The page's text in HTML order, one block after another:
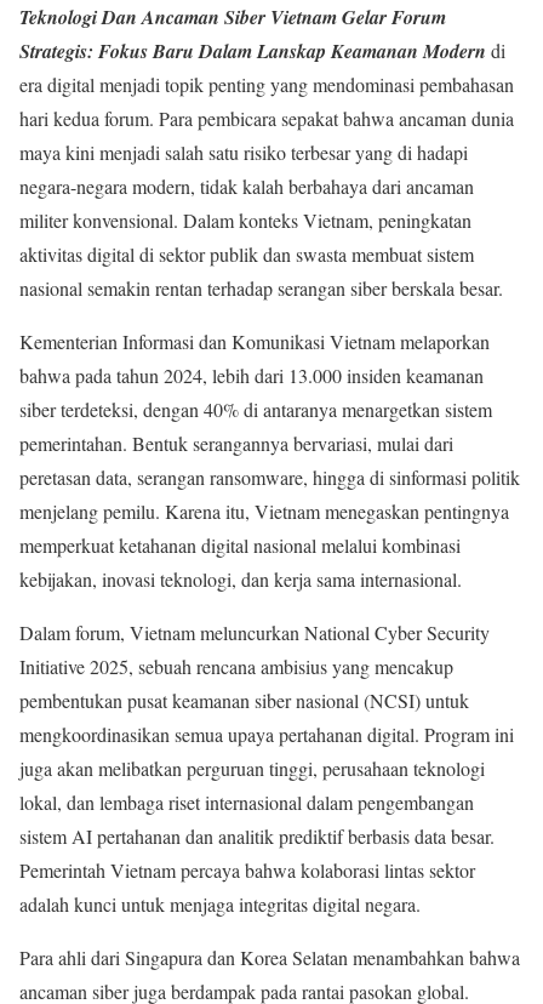
Teknologi Dan Ancaman Siber Vietnam Gelar Forum
Strategis: Fokus Baru Dalam Lanskap Keamanan Modern di
era digital menjadi topik penting yang mendominasi pembahasan
hari kedua forum. Para pembicara sepakat bahwa ancaman dunia
maya kini menjadi salah satu risiko terbesar yang di hadapi
negara-negara modern, tidak kalah berbahaya dari ancaman
militer konvensional. Dalam konteks Vietnam, peningkatan
aktivitas digital di sektor publik dan swasta membuat sistem
nasional semakin rentan terhadap serangan siber berskala besar.
Kementerian Informasi dan Komunikasi Vietnam melaporkan
bahwa pada tahun 2024, lebih dari 13.000 insiden keamanan
siber terdeteksi, dengan 40% di antaranya menargetkan sistem
pemerintahan. Bentuk serangannya bervariasi, mulai dari
peretasan data, serangan ransomware, hingga di sinformasi politik
menjelang pemilu. Karena itu, Vietnam menegaskan pentingnya
memperkuat ketahanan digital nasional melalui kombinasi
kebijakan, inovasi teknologi, dan kerja sama internasional.
Dalam forum, Vietnam meluncurkan National Cyber Security
Initiative 2025, sebuah rencana ambisius yang mencakup
pembentukan pusat keamanan siber nasional (NCSI) untuk
mengkoordinasikan semua upaya pertahanan digital. Program ini
juga akan melibatkan perguruan tinggi, perusahaan teknologi
lokal, dan lembaga riset internasional dalam pengembangan
sistem AI pertahanan dan analitik prediktif berbasis data besar.
Pemerintah Vietnam percaya bahwa kolaborasi lintas sektor
adalah kunci untuk menjaga integritas digital negara.
Para ahli dari Singapura dan Korea Selatan menambahkan bahwa
ancaman siber juga berdampak pada rantai pasokan global.